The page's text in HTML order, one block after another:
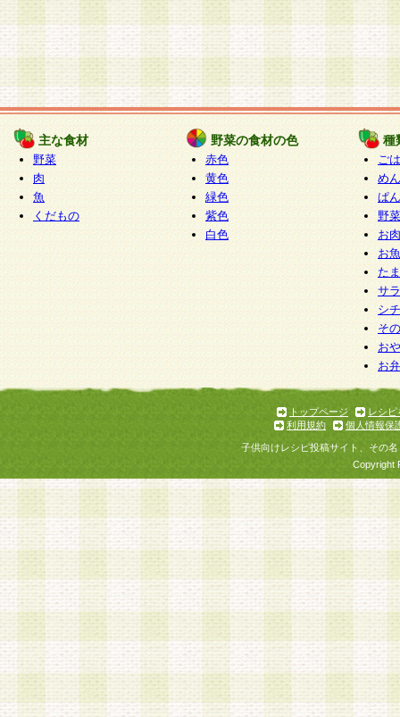
主な食材
野菜
肉
魚
くだもの
野菜の食材の色
赤色
黄色
緑色
紫色
白色
種
ご
めん
ぱん
野
お
お
た
サ
シ
そ
お
お
トップページ
レシピ
利用規約
個人情報保
子供向けレシピ投稿サイト、その
Copyright